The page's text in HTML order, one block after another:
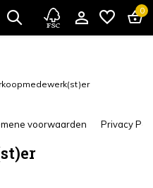
0
voorwaarden Privacy